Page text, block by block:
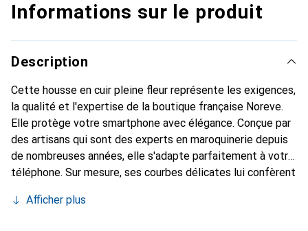
Informations sur le produit
Description
Cette housse en cuir pleine fleur représente les exigences,
la qualité et l'expertise de la boutique française Noreve.
Elle protège votre smartphone avec élégance. Conçue par
des artisans qui sont des experts en maroquinerie depuis
de nombreuses années, elle s'adapte parfaitement à votre
téléphone. Sur mesure, ses courbes délicates lui confèrent
chic et essentiel de votre smartphone. Reconnaît
Afficher plus